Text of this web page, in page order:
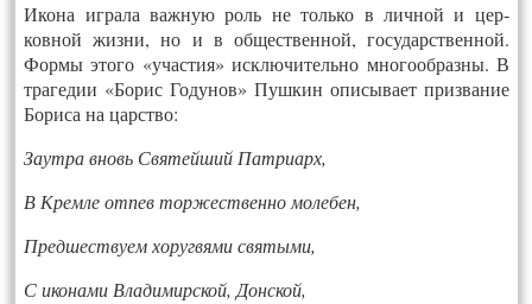
Ико­на иг­ра­ла важ­ную роль не толь­ко в лич­ной и цер­
ковной жиз­ни, но и в об­щест­вен­ной, го­сударс­твен­ной.
Фор­мы это­го «учас­тия» иск­лю­читель­но мно­го­об­разны. В
тра­гедии «Бо­рис Го­дунов» Пуш­кин опи­сыва­ет приз­ва­ние
Бо­риса на царс­тво:
За­ут­ра вновь Свя­тей­ший Пат­ри­арх,
В Крем­ле от­пев тор­жест­вен­но мо­лебен,
Пред­шест­ву­ем хо­руг­вя­ми свя­тыми,
С ико­нами Вла­димирс­кой, Донс­кой,